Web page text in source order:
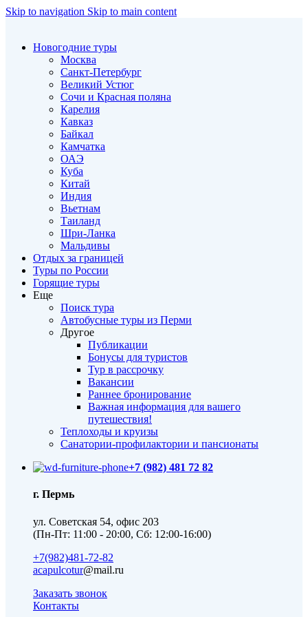
Skip to navigation Skip to main content
Новогодние туры
Москва
Санкт-Петербург
Великий Устюг
Сочи и Красная поляна
Карелия
Кавказ
Байкал
Камчатка
ОАЭ
Куба
Китай
Индия
Вьетнам
Таиланд
Шри-Ланка
Мальдивы
Отдых за границей
Туры по России
Горящие туры
Еще
Поиск тура
Автобусные туры из Перми
Другое
Публикации
Бонусы для туристов
Тур в рассрочку
Вакансии
Раннее бронирование
Важная информация для вашего
путешествия!
Теплоходы и круизы
Санатории-профилактории и пансионаты
+7 (982) 481 72 82
г. Пермь
ул. Советская 54, офис 203
(Пн-Пт: 11:00 - 20:00, Сб: 12:00-16:00)
+7(982)481-72-82
acapulcotur@mail.ru
Заказать звонок
Контакты